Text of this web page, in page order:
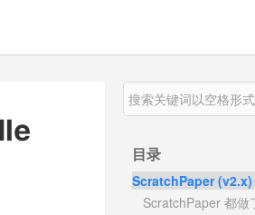
目录
ScratchPaper (v2.x)